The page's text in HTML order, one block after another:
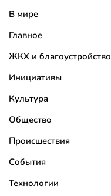
В мире
Главное
ЖКХ и благоустройство
Инициативы
Культура
Общество
Происшествия
События
Технологии